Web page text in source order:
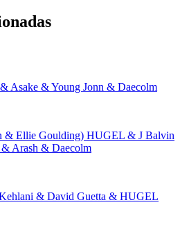
Asake & Young Jonn & Daecolm
& Ellie Goulding) HUGEL & J Balvin
Arash & Daecolm
& David Guetta & HUGEL